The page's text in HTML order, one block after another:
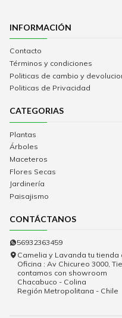
INFORMACIÓN
Contacto
Términos y condiciones
Politicas de cambio y
Politicas de Privacidad
CATEGORIAS
Plantas
Árboles
Maceteros
Flores Secas
Jardinería
Paisajismo
CONTÁCTANOS
56932363459
Camelia y Lavanda tu
Oficina : Av Chicureo 3000,
contamos con showroom
Chacabuco - Colina
Región Metropolitana - Chile